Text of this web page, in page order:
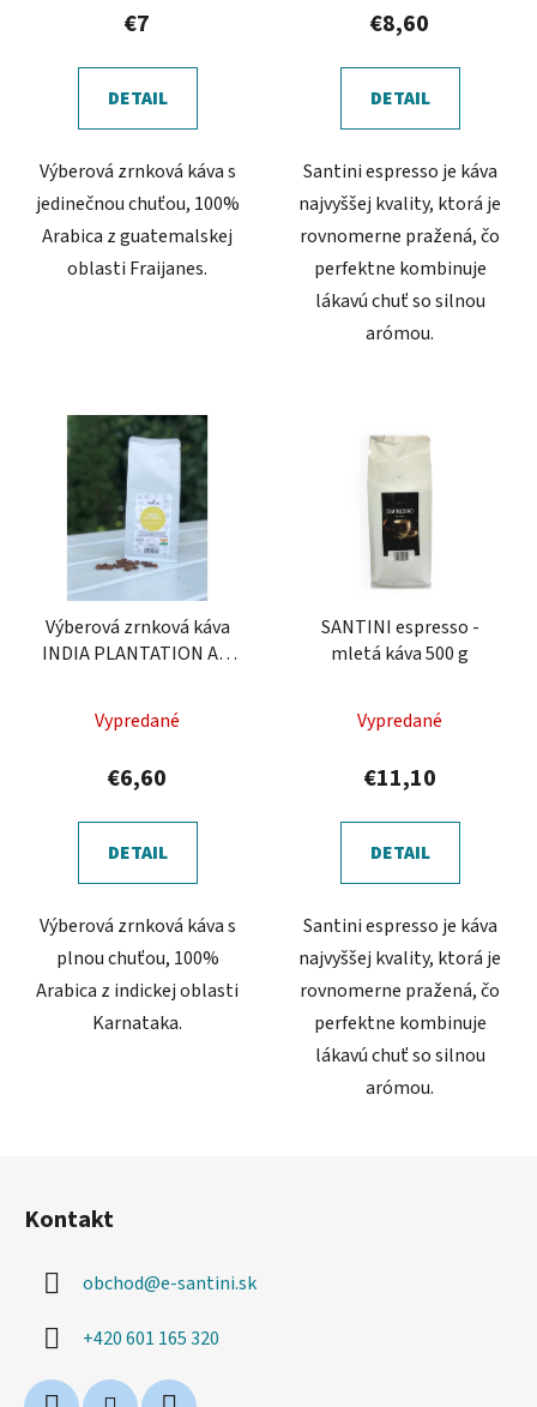
€7
DETAIL
Výberová zrnková káva s
jedinečnou chuťou, 100%
Arabica z guatemalskej
oblasti Fraijanes.
€8,60
DETAIL
Santini espresso je káva
najvyššej kvality, ktorá je
rovnomerne pražená, čo
perfektne kombinuje
lákavú chuť so silnou
arómou.
Výberová zrnková káva
INDIA PLANTATION AA,
Vypredané
€6,60
DETAIL
Výberová zrnková káva s
plnou chuťou, 100%
Arabica z indickej oblasti
Karnataka.
SANTINI espresso -
mletá káva 500 g
Vypredané
€11,10
DETAIL
Santini espresso je káva
najvyššej kvality, ktorá je
rovnomerne pražená, čo
perfektne kombinuje
lákavú chuť so silnou
arómou.
Kontakt
obchod@e-santini.sk
+420 601 165 320